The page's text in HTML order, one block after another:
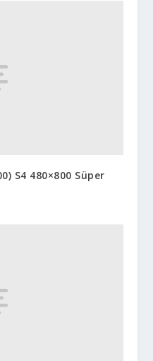
S4 480×800 Süper